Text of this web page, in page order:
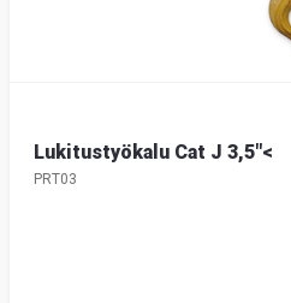
Lukitustyökalu Cat J 3,5"<
PRT03